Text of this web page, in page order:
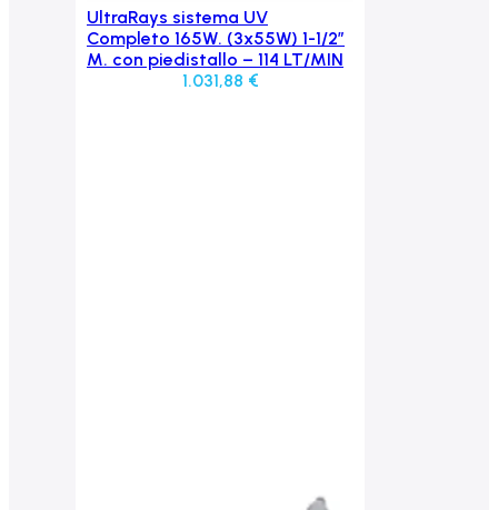
Aggiungi al carrello
UltraRays sistema UV
Completo 165W. (3x55W) 1-1/2″
M. con piedistallo – 114 LT/MIN
1.031,88 €